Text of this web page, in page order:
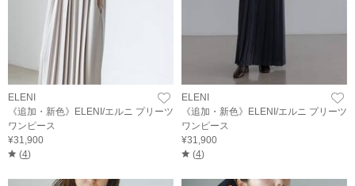
ELENI
《追加・新色》ELENI/エルニ プリーツ
ワンピース
¥31,900
(4)
ELENI
《追加・新色》ELENI/エルニ プリーツ
ワンピース
¥31,900
(4)